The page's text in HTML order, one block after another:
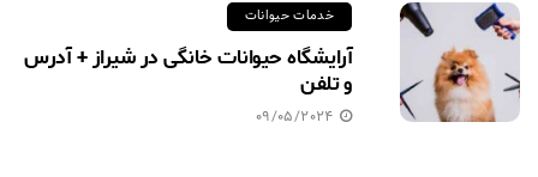
خدمات حیوانات
آرایشگاه حیوانات خانگی در شیراز + آدرس
و تلفن
09/05/2024